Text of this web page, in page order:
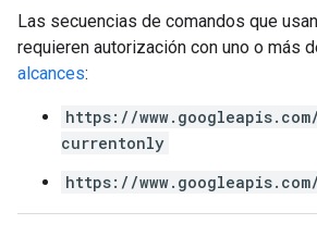
Las secuencias de comandos que
requieren autorización con uno o más
alcances:
https://
currentonly
https://